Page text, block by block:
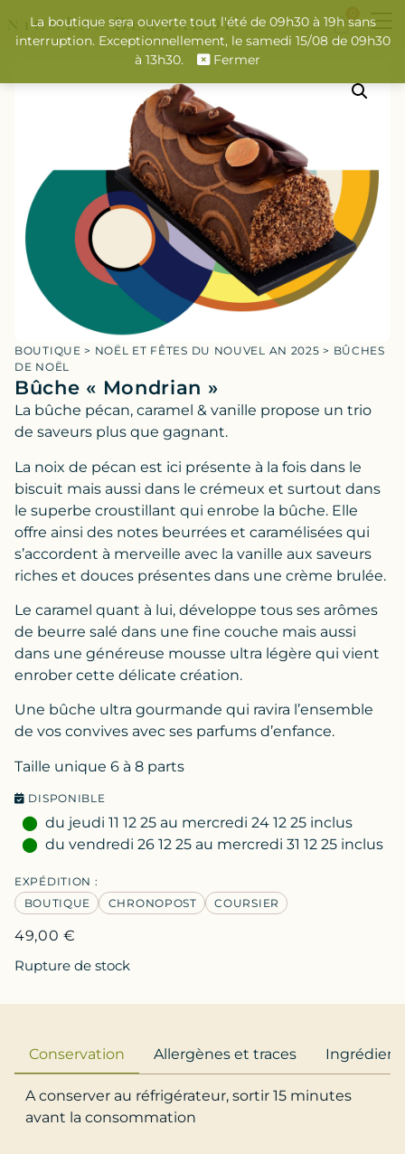
BOUTIQUE > NOËL ET FÊTES DU NOUVEL AN 2025 > BÛCHES
DE NOËL
Bûche « Mondrian »
La bûche pécan, caramel & vanille propose un trio
de saveurs plus que gagnant.
La noix de pécan est ici présente à la fois dans le
biscuit mais aussi dans le crémeux et surtout dans
le superbe croustillant qui enrobe la bûche. Elle
offre ainsi des notes beurrées et caramélisées qui
s’accordent à merveille avec la vanille aux saveurs
riches et douces présentes dans une crème brulée.
Le caramel quant à lui, développe tous ses arômes
de beurre salé dans une fine couche mais aussi
dans une généreuse mousse ultra légère qui vient
enrober cette délicate création.
Une bûche ultra gourmande qui ravira l’ensemble
de vos convives avec ses parfums d’enfance.
Taille unique 6 à 8 parts
DISPONIBLE
du jeudi 11 12 25 au mercredi 24 12 25 inclus
du vendredi 26 12 25 au mercredi 31 12 25 inclus
EXPÉDITION :
BOUTIQUE
CHRONOPOST COURSIER
49,00€
Rupture de stock
Conservation Allergènes et traces
A conserver au réfrigérateur, sortir 15 minutes
avant la consommation
La boutique sera ouverte tout l'été de 09h30 à 19h sans
interruption. Exceptionnellement, le samedi 15/08 de 09h30
à 13h30.
Fermer